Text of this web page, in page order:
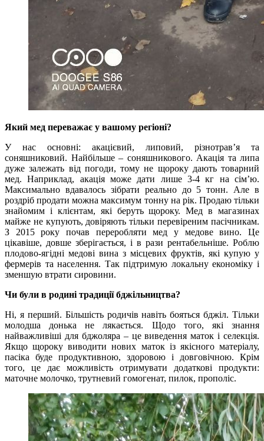
Який мед переважає у вашому регіоні?
У нас основні: акацієвий, липовий, різнотрав’я та
соняшниковий. Найбільше – соняшникового. Акація та липа
дуже залежать від погоди, тому не щороку дають товарний
мед. Наприклад, акація може дати лише 3-4 кг на сім’ю.
Максимально вдавалось зібрати реально до 5 тонн. Але в
роздріб продати можна максимум тонну на рік. Продаю тільки
знайомим і клієнтам, які беруть щороку. Мед в магазинах
майже не купують, довіряють тільки перевіреним пасічникам.
З 2015 року почав переробляти мед у медове вино. Це
цікавіше, довше зберігається, і в рази рентабельніше. Роблю
плодово-ягідні медові вина з місцевих фруктів, які купую у
фермерів та населення. Так підтримую локальну економіку і
зменшую втрати сировини.
Чи були в родині традиції бджільництва?
Ні, я перший. Більшість родичів навіть бояться бджіл. Тільки
молодша донька не лякається. Щодо того, які знання
найважливіші для бджоляра – це виведення маток і селекція.
Якщо щороку виводити нових маток із якісного матеріалу,
пасіка буде продуктивною, здоровою і довговічною. Крім
того, це дає можливість отримувати додаткові продукти:
маточне молочко, трутневий гомогенат, пилок, прополіс.